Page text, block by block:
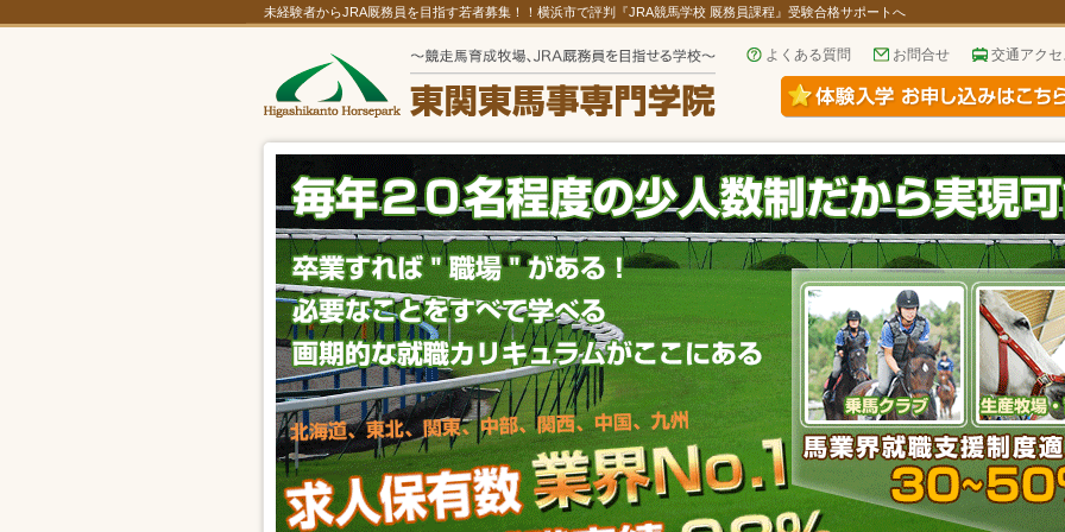
未経験者からJRA厩務員を目指す若者募集！！横浜市で評判『JRA競馬学校 厩務員課程』受験合格サポートへ
よくある質問 お問合せ 交通アク